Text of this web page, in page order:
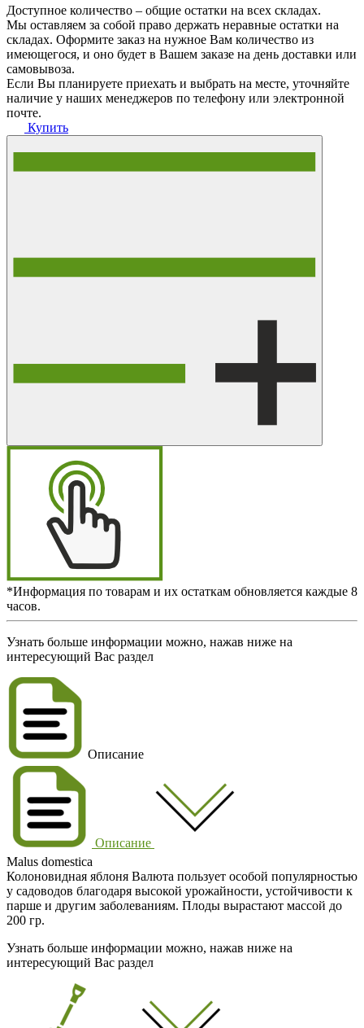
Доступное количество – общие остатки на всех складах.
Мы оставляем за собой право держать неравные остатки на
складах. Оформите заказ на нужное Вам количество из
имеющегося, и оно будет в Вашем заказе на день доставки или
самовывоза.
Если Вы планируете приехать и выбрать на месте, уточняйте
наличие у наших менеджеров по телефону или электронной
почте.
Купить
*Информация по товарам и их остаткам обновляется каждые 8
часов.
Узнать больше информации можно, нажав ниже на
интересующий Вас раздел
Описание
Описание
Malus domestica
Колоновидная яблоня Валюта пользует особой популярностью
у садоводов благодаря высокой урожайности, устойчивости к
парше и другим заболеваниям. Плоды вырастают массой до
200 гр.
Узнать больше информации можно, нажав ниже на
интересующий Вас раздел